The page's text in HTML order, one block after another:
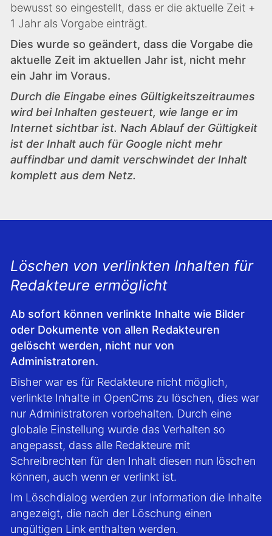
bewusst so eingestellt, dass er die aktuelle Zeit +
1 Jahr als Vorgabe einträgt.
Dies wurde so geändert, dass die Vorgabe die
aktuelle Zeit im aktuellen Jahr ist, nicht mehr
ein Jahr im Voraus.
Durch die Eingabe eines Gültigkeitszeitraumes
wird bei Inhalten gesteuert, wie lange er im
Internet sichtbar ist. Nach Ablauf der Gültigkeit
ist der Inhalt auch für Google nicht mehr
auffindbar und damit verschwindet der Inhalt
komplett aus dem Netz.
Löschen von verlinkten Inhalten für
Redakteure ermöglicht
Ab sofort können verlinkte Inhalte wie Bilder
oder Dokumente von allen Redakteuren
gelöscht werden, nicht nur von
Administratoren.
Bisher war es für Redakteure nicht möglich,
verlinkte Inhalte in OpenCms zu löschen, dies war
nur Administratoren vorbehalten. Durch eine
globale Einstellung wurde das Verhalten so
angepasst, dass alle Redakteure mit
Schreibrechten für den Inhalt diesen nun löschen
können, auch wenn er verlinkt ist.
Im Löschdialog werden zur Information die Inhalte
angezeigt, die nach der Löschung einen
ungültigen Link enthalten werden.